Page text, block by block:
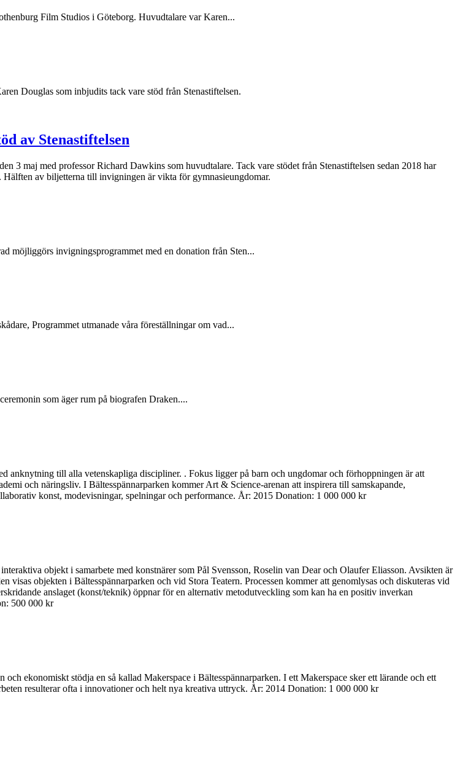
Film Studios i Göteborg. Huvudtalare var Karen...
Douglas som inbjudits tack vare stöd från Stenastiftelsen.
av Stenastiftelsen
3 maj med professor Richard Dawkins som huvudtalare. Tack vare stödet från Stenastiftelsen sedan 2018 har
av biljetterna till invigningen är vikta för gymnasieungdomar.
möjliggörs invigningsprogrammet med en donation från Sten...
Programmet utmanade våra föreställningar om vad...
som äger rum på biografen Draken....
anknytning till alla vetenskapliga discipliner. . Fokus ligger på barn och ungdomar och förhoppningen är att
och näringsliv. I Bältesspännarparken kommer Art & Science-arenan att inspirera till samskapande,
konst, modevisningar, spelningar och performance. År: 2015 Donation: 1 000 000 kr
objekt i samarbete med konstnärer som Pål Svensson, Roselin van Dear och Olaufer Eliasson. Avsikten är
visas objekten i Bältesspännarparken och vid Stora Teatern. Processen kommer att genomlysas och diskuteras vid
anslaget (konst/teknik) öppnar för en alternativ metodutveckling som kan ha en positiv inverkan
500 000 kr
ekonomiskt stödja en så kallad Makerspace i Bältesspännarparken. I ett Makerspace sker ett lärande och ett
resulterar ofta i innovationer och helt nya kreativa uttryck. År: 2014 Donation: 1 000 000 kr